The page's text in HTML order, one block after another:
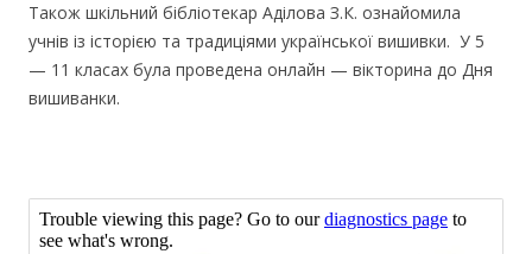
Також шкільний бібліотекар Аділова З.К. ознайомила
учнів із історією та традиціями української вишивки. У 5
— 11 класах була проведена онлайн — вікторина до Дня
вишиванки.